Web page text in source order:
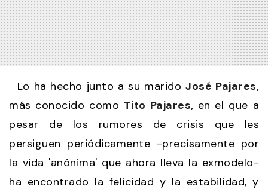
Lo ha hecho junto a su maridoJosé Pajares,
más conocido como Tito Pajares, en el que a
pesar de los rumores de crisis que les
persiguen periódicamente -precisamente por
la vida 'anónima' que ahora lleva la exmodelo-
ha encontrado la felicidad y la estabilidad, y